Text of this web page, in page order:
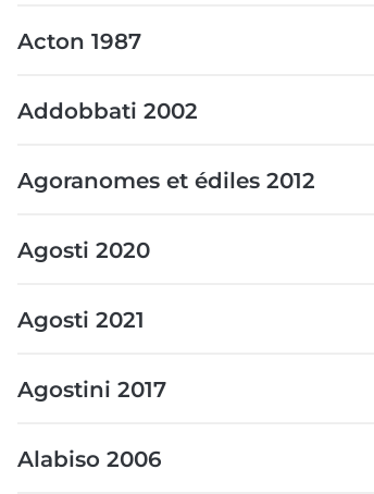
Acton 1987
Addobbati 2002
Agoranomes et édiles 2012
Agosti 2020
Agosti 2021
Agostini 2017
Alabiso 2006